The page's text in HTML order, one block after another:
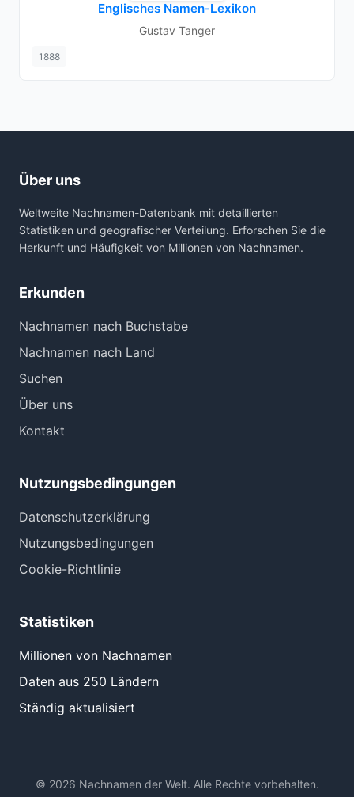
Englisches Namen-Lexikon
Gustav Tanger
1888
Über uns
Weltweite Nachnamen-Datenbank mit detaillierten
Statistiken und geografischer Verteilung. Erforschen Sie die
Herkunft und Häufigkeit von Millionen von Nachnamen.
Erkunden
Nachnamen nach Buchstabe
Nachnamen nach Land
Suchen
Über uns
Kontakt
Nutzungsbedingungen
Datenschutzerklärung
Nutzungsbedingungen
Cookie-Richtlinie
Statistiken
Millionen von Nachnamen
Daten aus 250 Ländern
Ständig aktualisiert
© 2026 Nachnamen der Welt. Alle Rechte vorbehalten.